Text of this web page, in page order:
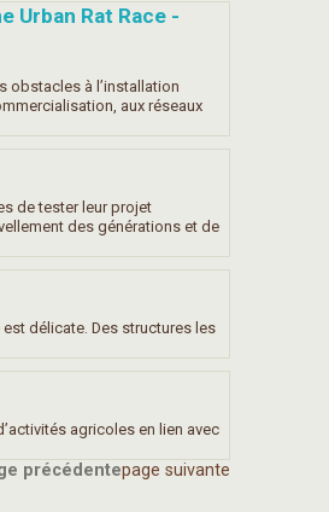
Urban Rat Race -
obstacles à l’installation
aux réseaux
de tester leur projet
des générations et de
délicate. Des structures les
agricoles en lien avec
précédentepage suivante